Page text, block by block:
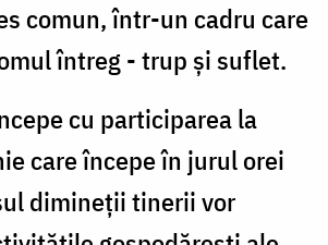
comun, într-un cadru care
întreg - trup și suflet.
cu participarea la
care începe în jurul orei
dimineții tinerii vor